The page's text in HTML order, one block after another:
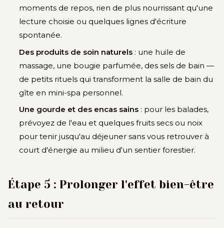
moments de repos, rien de plus nourrissant qu'une
lecture choisie ou quelques lignes d'écriture
spontanée.
Des produits de soin naturels : une huile de
massage, une bougie parfumée, des sels de bain —
de petits rituels qui transforment la salle de bain du
gîte en mini-spa personnel.
Une gourde et des encas sains : pour les balades,
prévoyez de l'eau et quelques fruits secs ou noix
pour tenir jusqu'au déjeuner sans vous retrouver à
court d'énergie au milieu d'un sentier forestier.
Étape 5 : Prolonger l'effet bien-être
au retour